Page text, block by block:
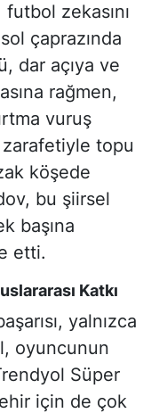
zekasını
çaprazında
dar açıya ve
rağmen,
vuruş
topu
köşede
bu şiirsel
başına
etti.
Katkı
yalnızca
oyuncunun
Süper
için de çok